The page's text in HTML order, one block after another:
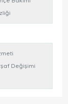
Değişimi